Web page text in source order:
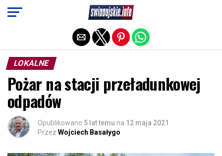
LOKALNE
Pożar na stacji przeładunkowej
odpadów
Opublikowano 5 lat temu na 12 maja 2021
Przez Wojciech Basałygo
Exit mobile version